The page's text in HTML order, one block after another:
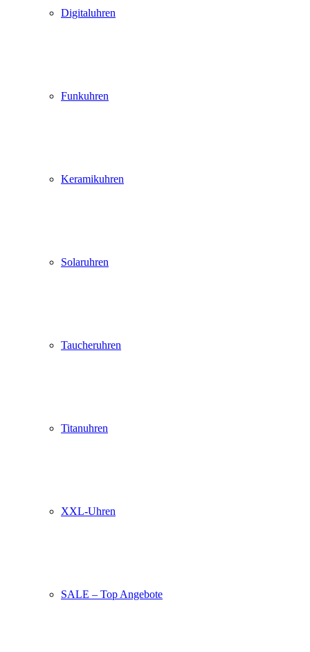
Digitaluhren
Funkuhren
Keramikuhren
Solaruhren
Taucheruhren
Titanuhren
XXL-Uhren
SALE – Top Angebote